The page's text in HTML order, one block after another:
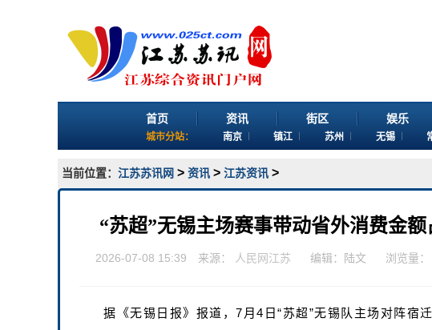
首页 资讯 街区 娱乐
城市分站： 南京 镇江 苏州 无锡
当前位置： 江苏苏讯网 > 资讯 > 江苏资讯 >
“苏超”无锡主场赛事带动省外消费金额
2026-07-08 15:39 来源： 人民网江苏 编辑：陆文 浏览量：
据《无锡日报》报道，7月4日“苏超”无锡队主场对阵宿